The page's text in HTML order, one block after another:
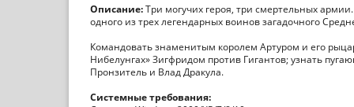
Описание:Три могучих героя, три смертельных
одного из трех легендарных воинов загадочного
Командовать знаменитым королем Артуром и его
Нибелунгах» Зигфридом против Гигантов; узнать
Пронзитель и Влад Дракула.
Системные требования: